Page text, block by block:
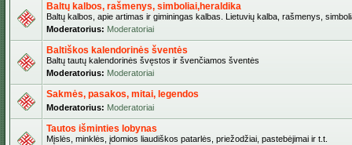
Baltų kalbos, rašmenys, simboliai,heraldika
Baltų kalbos, apie artimas ir giminingas kalbas. Lietuvių kalba, rašmenys,
Moderatorius: Moderatoriai
Baltiškos kalendorinės šventės
Baltų tautų kalendorinės švęstos ir švenčiamos šventės
Moderatorius: Moderatoriai
Sakmės, pasakos, mitai, legendos
Moderatorius: Moderatoriai
Tautos išminties lobynas
Mįslės, minklės, įdomios liaudiškos patarlės, priežodžiai, pastebėjimai ir t.t.